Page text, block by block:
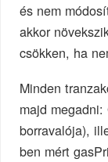
és nem
akkor
csökken, ha
Minden
majd
borravalója),
ben mért